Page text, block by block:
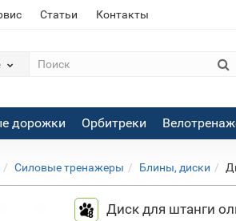
Статьи Контакты
дорожки Орбитреки
Силовые тренажеры Блины, диски
8 Диск для штанги